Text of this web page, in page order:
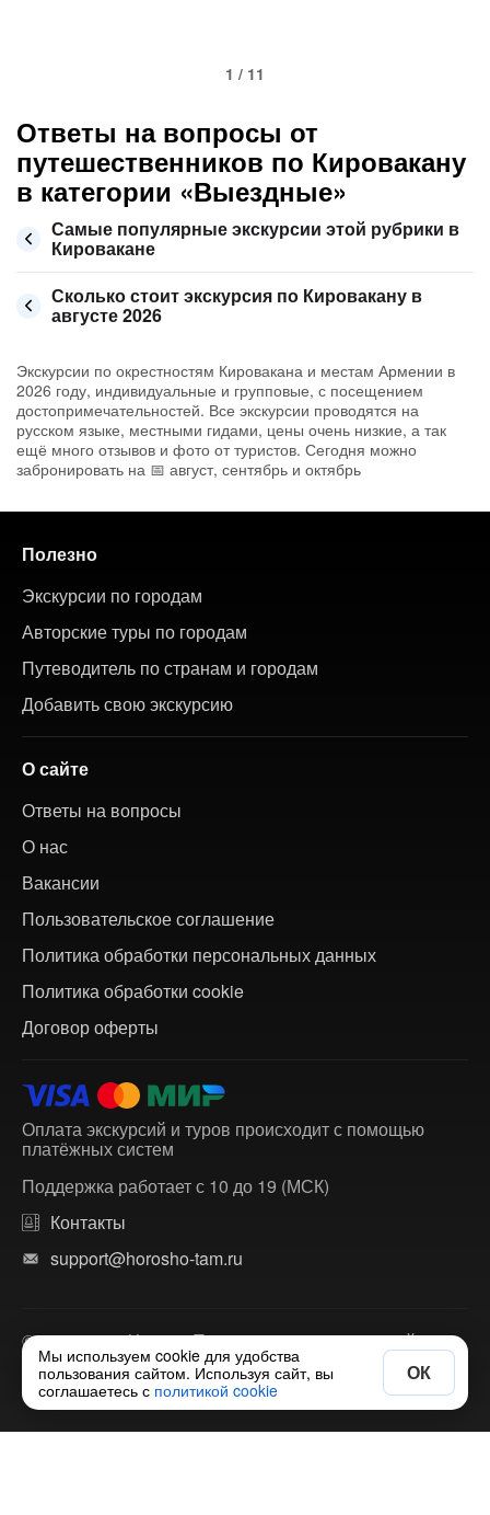
1 / 11
Ответы на вопросы от
путешественников по Кировакану
в категории «Выездные»
Самые популярные экскурсии этой рубрики в
Кировакане
Сколько стоит экскурсия по Кировакану в
августе 2026
Экскурсии по окрестностям Кировакана и местам Армении в
2026 году, индивидуальные и групповые, с посещением
достопримечательностей. Все экскурсии проводятся на
русском языке, местными гидами, цены очень низкие, а так
ещё много отзывов и фото от туристов. Сегодня можно
забронировать на 📅 август, сентябрь и октябрь
Полезно
Экскурсии по городам
Авторские туры по городам
Путеводитель по странам и городам
Добавить свою экскурсию
О сайте
Ответы на вопросы
О нас
Вакансии
Пользовательское соглашение
Политика обработки персональных данных
Политика обработки cookie
Договор оферты
Оплата экскурсий и туров происходит с помощью
платёжных систем
Поддержка работает с 10 до 19 (МСК)
Контакты
support@horosho-tam.ru
© 2018-2026 ХорошоТам — агрегатор экскурсий и
многодневных туров по России и зарубежью.
Мы используем cookie для удобства
пользования сайтом. Используя сайт, вы
соглашаетесь с политикой cookie
ОК